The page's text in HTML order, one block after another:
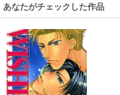
あなたがチェックした作品